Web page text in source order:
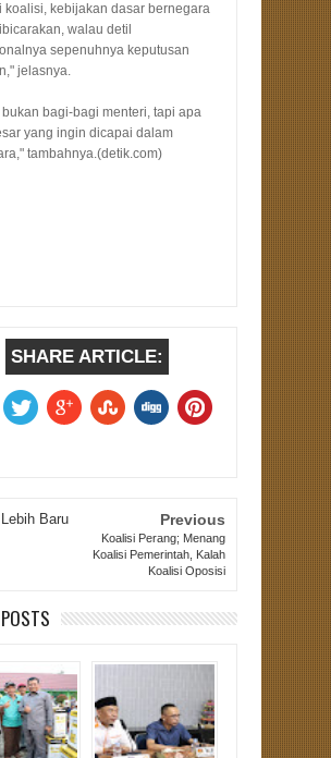
koalisi, kebijakan dasar bernegara
walau detil
sepenuhnya keputusan
jelasnya.
bagi-bagi menteri, tapi apa
yang ingin dicapai dalam
tambahnya.(detik.com)
SHARE ARTICLE:
Baru Previous
Koalisi Perang; Menang
Koalisi Pemerintah, Kalah
Koalisi Oposisi